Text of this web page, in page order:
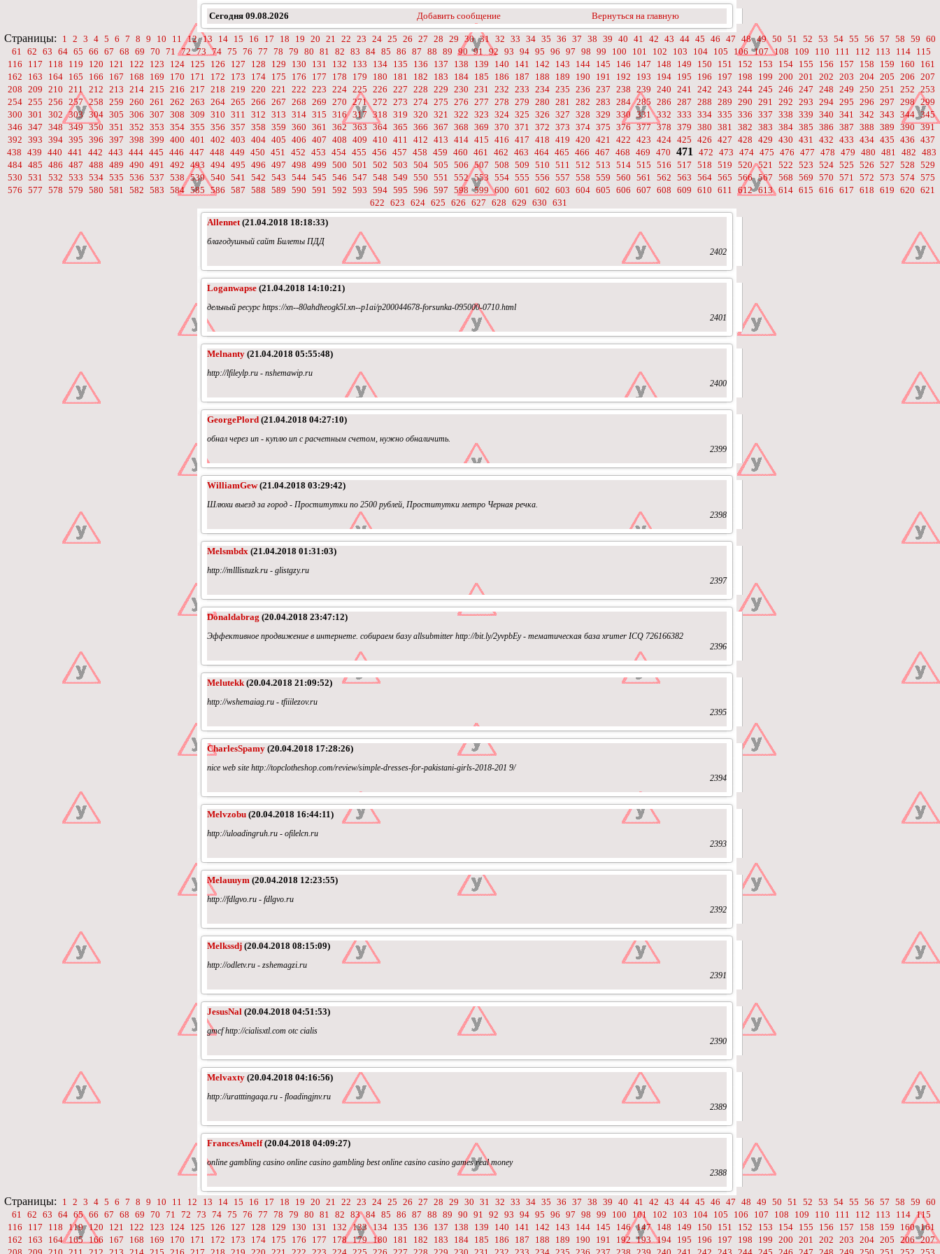
Сегодня 09.08.2026 Добавить сообщение Вернуться на главную
Страницы: 1 2 3 4 5 6 7 8 9 10 11 12 13 14 15 16 17 18 19 20 21 22 23 24 25 26 27 28 29 30 31 32 33 34 35 36 37 38 39 40 41 42 43 44 45 46 47 48 49 50 51 52 53 54 55 56 57 58 59 60
61 62 63 64 65 66 67 68 69 70 71 72 73 74 75 76 77 78 79 80 81 82 83 84 85 86 87 88 89 90 91 92 93 94 95 96 97 98 99 100 101 102 103 104 105 106 107 108 109 110 111 112 113 114 115
116
117 118 119 120 121 122 123 124 125 126 127 128 129 130 131 132 133 134 135 136 137 138 139 140 141 142 143 144 145 146 147 148 149 150 151 152 153 154 155 156 157 158 159 160
161
162
163 164 165 166 167 168 169 170 171 172 173 174 175 176 177 178 179 180 181 182 183 184 185 186 187 188 189 190 191 192 193 194 195 196 197 198 199 200 201 202 203 204 205 206 207
208 209 210 211 212 213 214 215 216 217 218 219 220 221 222 223 224 225 226 227 228 229 230 231 232 233 234 235 236 237 238 239 240 241 242 243 244 245 246 247 248 249 250 251 252 253
254 255 256 257 258 259 260 261 262 263 264 265 266 267 268 269 270 271 272 273 274 275 276 277 278 279 280 281 282 283 284 285 286 287 288 289 290 291 292 293 294 295 296 297 298 299
300 301 302 303 304 305 306 307 308 309 310 311 312 313 314 315 316 317 318 319 320 321 322 323 324 325 326 327 328 329 330 331 332 333 334 335 336 337 338 339 340 341 342 343 344 345
346 347 348 349 350 351 352 353 354 355 356 357 358 359 360 361 362 363 364 365 366 367 368 369 370 371 372 373 374 375 376 377 378 379 380 381 382 383 384 385 386 387 388 389 390 391
392 393 394 395 396 397 398 399 400 401 402 403 404 405 406 407 408 409 410 411 412 413 414 415 416 417 418 419 420 421 422 423 424 425 426 427 428 429 430 431 432 433 434 435 436 437
438 439 440 441 442 443 444 445 446 447 448 449 450 451 452 453 454 455 456 457 458 459 460 461 462 463 464 465 466 467 468 469 470 471 472 473 474 475 476 477 478 479 480 481 482 483
484 485 486 487 488 489 490 491 492 493 494 495 496 497 498 499 500 501 502 503 504 505 506 507 508 509 510 511 512 513 514 515 516 517 518 519 520 521 522 523 524 525 526 527 528 529
530 531 532 533 534 535 536 537 538 539 540 541 542 543 544 545 546 547 548 549 550 551 552 553 554 555 556 557 558 559 560 561 562 563 564 565 566 567 568 569 570 571 572 573 574 575
576 577 578 579 580 581 582 583 584 585 586 587 588 589 590 591 592 593 594 595 596 597 598 599 600 601 602 603 604 605 606 607 608 609 610 611 612 613 614 615 616 617 618 619 620 621
622 623 624 625 626 627 628 629 630 631
Allennet(21.04.2018 18:18:33)
благодушный сайт Билеты ПДД
2402
Loganwapse (21.04.2018 14:10:21)
дельный ресурс https://xn--80ahdheogk5l.xn--p1ai/p200044678-forsunka-095000-0710.html
2401
Melnanty (21.04.2018 05:55:48)
http://lfileylp.ru - nshemawip.ru
2400
GeorgePlord (21.04.2018 04:27:10)
обнал через ип - куплю ип с расчетным счетом, нужно обналичить.
2399
WilliamGew(21.04.2018 03:29:42)
Шлюхи выезд за город - Проститутки по 2500 рублей, Проститутки метро Черная речка.
2398
Melsmbdx (21.04.2018 01:31:03)
http://mlllistuzk.ru - glistgzy.ru
2397
Donaldabrag (20.04.2018 23:47:12)
Эффективное продвижение в интернете. собираем базу allsubmitter http://bit.ly/2yvpbEy - тематическая база xrumer ICQ 726166382
2396
Melutekk (20.04.2018 21:09:52)
http://wshemaiag.ru - tfiiilezov.ru
2395
CharlesSpamy (20.04.2018 17:28:26)
nice web site http://topclotheshop.com/review/simple-dresses-for-pakistani-girls-2018-201 9/
2394
Melvzobu (20.04.2018 16:44:11)
http://uloadingruh.ru - ofilelcn.ru
2393
Melauuym (20.04.2018 12:23:55)
http://fdlgvo.ru - fdlgvo.ru
2392
Melkssdj (20.04.2018 08:15:09)
http://odletv.ru - zshemagzi.ru
2391
JesusNal (20.04.2018 04:51:53)
gmcf http://cialisxtl.com otc cialis
2390
Melvaxty (20.04.2018 04:16:56)
http://uratttingaqa.ru - floadingjnv.ru
2389
FrancesAmelf(20.04.2018 04:09:27)
online gambling casino online casino gambling best online casino casino games real money
2388
Страницы: 1 2 3 4 5 6 7 8 9 10 11 12 13 14 15 16 17 18 19 20 21 22 23 24 25 26 27 28 29 30 31 32 33 34 35 36 37 38 39 40 41 42 43 44 45 46 47 48 49 50 51 52 53 54 55 56 57 58 59 60
61 62 63 64 65 66 67 68 69 70 71 72 73 74 75 76 77 78 79 80 81 82 83 84 85 86 87 88 89 90 91 92 93 94 95 96 97 98 99 100 101 102 103 104 105 106 107 108 109 110 111 112 113 114 115
116
117 118 119 120 121 122 123 124 125 126 127 128 129 130 131 132 133 134 135 136 137 138 139 140 141 142 143 144 145 146 147 148 149 150 151 152 153 154 155 156 157 158 159 160 161
162
163 164 165 166 167 168 169 170 171 172 173 174 175 176 177 178 179 180 181 182 183 184 185 186 187 188 189 190 191 192 193 194 195 196 197 198 199 200 201 202 203 204 205 206 207